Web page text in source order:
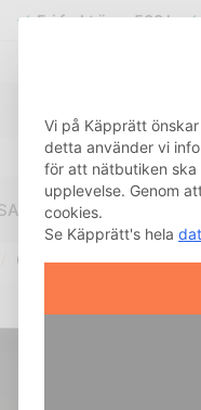
Fri frakt över 500 kr
OCH REHAB
Övrigt mobilitet / RBP
Vi på Käpprätt
detta använder vi
för att nätbutiken
upplevelse. Genom
cookies.
Se Käpprätt's hela